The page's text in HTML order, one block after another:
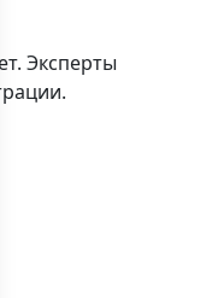
Эксперты